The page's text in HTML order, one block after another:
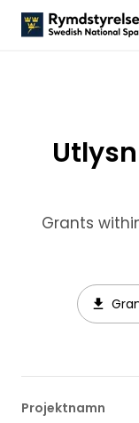
Grants
Projektnamn